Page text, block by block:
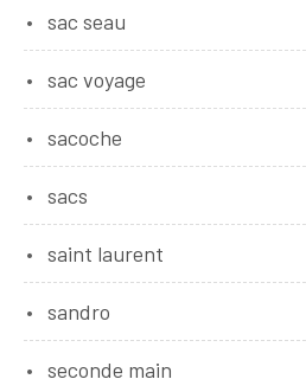
sac seau
sac voyage
sacoche
sacs
saint laurent
sandro
seconde main